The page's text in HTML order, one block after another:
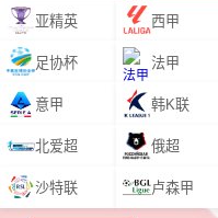
亚精英 西甲
足协杯 法甲
意甲 韩K联
北爱超 俄超
沙特联 卢森甲